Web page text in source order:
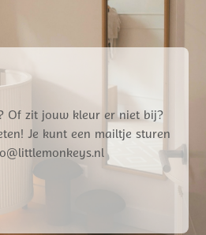
Of zit jouw kleur er niet bij?
Je kunt een mailtje sturen